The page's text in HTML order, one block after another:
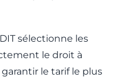
sélectionne les
le droit à
garantir le tarif le plus